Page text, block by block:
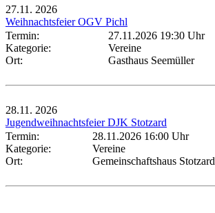
27.11. 2026
Weihnachtsfeier OGV Pichl
Termin:
27.11.2026 19:30 Uhr
Kategorie:
Vereine
Ort:
Gasthaus Seemüller
28.11. 2026
Jugendweihnachtsfeier DJK Stotzard
Termin:
28.11.2026 16:00 Uhr
Kategorie:
Vereine
Ort:
Gemeinschaftshaus Stotzard